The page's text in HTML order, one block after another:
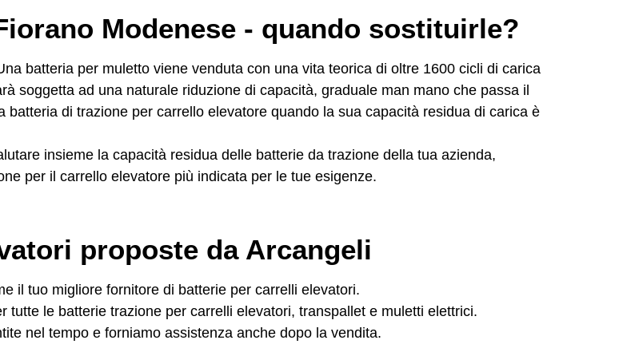
Modenese - quando sostituirle?
batteria per muletto viene venduta con una vita teorica di oltre 1600 cicli di carica
soggetta ad una naturale riduzione di capacità, graduale man mano che passa il
batteria di trazione per carrello elevatore quando la sua capacità residua di carica è
insieme la capacità residua delle batterie da trazione della tua azienda,
per il carrello elevatore più indicata per le tue esigenze.
proposte da Arcangeli
il tuo migliore fornitore di batterie per carrelli elevatori.
le batterie trazione per carrelli elevatori, transpallet e muletti elettrici.
nel tempo e forniamo assistenza anche dopo la vendita.